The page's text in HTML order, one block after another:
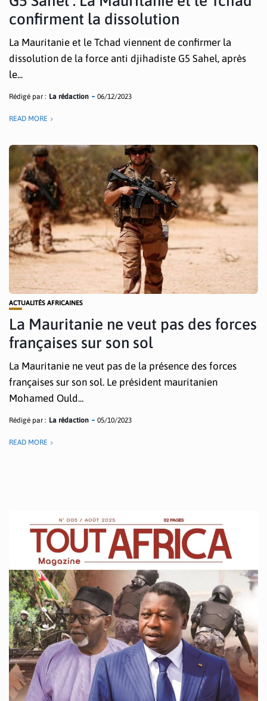
confirment la dissolution
La Mauritanie et le Tchad viennent de confirmer la
dissolution de la force anti djihadiste G5 Sahel, après
le...
Rédigé par : La rédaction 06/12/2023
READ MORE
ACTUALITÉS AFRICAINES
La Mauritanie ne veut pas des forces
françaises sur son sol
La Mauritanie ne veut pas de la présence des forces
françaises sur son sol. Le président mauritanien
Mohamed Ould...
Rédigé par : La rédaction 05/10/2023
READ MORE